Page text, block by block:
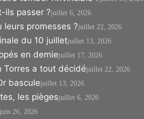
ils passer ?juillet 6, 2026
promesses ?juillet 22, 2026
du 10 juilletjuillet 13, 2026
en demiejuillet 17, 2026
Torres a tout décidéjuillet 22, 2026
basculejuillet 13, 2026
les piègesjuillet 6, 2026
juin 26, 2026